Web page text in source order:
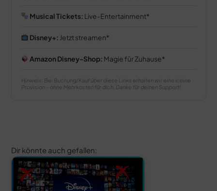
Musical Tickets: Live-Entertainment
Disney+: Jetzt streamen
Amazon Disney-Shop: Magie für Zuhause
Hinweis: Bei Buchung/Kauf über diese Links erhalten wir eine kleine
Provision – ohne Mehrkosten für dich. Danke für deinen Support!
Dir könnte auch gefallen: